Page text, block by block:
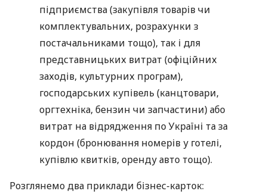
підприємства (закупівля товарів чи
комплектувальних, розрахунки з
постачальниками тощо), так і для
представницьких витрат (офіційних
заходів, культурних програм),
господарських купівель (канцтовари,
оргтехніка, бензин чи запчастини) або
витрат на відрядження по Україні та за
кордон (бронювання номерів у готелі,
купівлю квитків, оренду авто тощо).
Розглянемо два приклади бізнес-карток: